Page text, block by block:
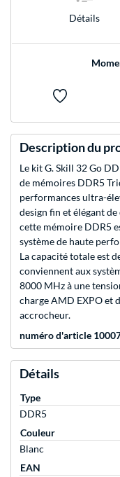
Détails
Description du
Le kit G. Skill 32 Go
de mémoires DDR5
performances ultra-
design fin et élégant
cette mémoire DDR5
système de haute
La capacité totale est
conviennent aux
8000 MHz à une
charge AMD EXPO et
accrocheur.
numéro d'article
Détails
Type
DDR5
Couleur
Blanc
EAN